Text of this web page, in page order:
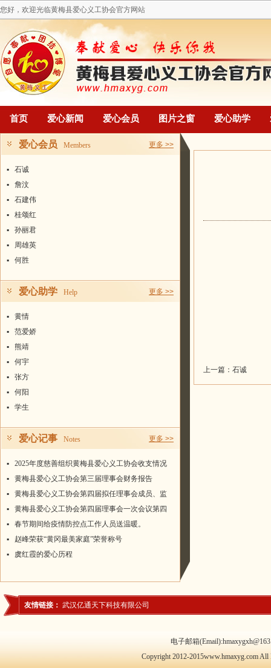
您好，欢迎光临黄梅县爱心义工协会官方网站
首页 爱心新闻 爱心会员 图片之窗 爱心助学
更多 >>
爱心会员 Members
▪
石诚
▪
詹汶
▪
石建伟
▪
桂颂红
▪
孙丽君
▪
周雄英
▪
何胜
更多 >>
爱心助学 Help
▪
黄情
▪
范爱娇
▪
熊靖
▪
何宇
▪
张方
▪
何阳
▪
学生
更多 >>
爱心记事 Notes
▪
2025年度慈善组织黄梅县爱心义工协会收支情况
统计表
▪
黄梅县爱心义工协会第三届理事会财务报告
▪
黄梅县爱心义工协会第四届拟任理事会成员、监
事名单
▪
黄梅县爱心义工协会第四届理事会一次会议第四
届会长、常务副会长、副会长、秘书长名单
▪
春节期间给疫情防控点工作人员送温暖。
▪
赵峰荣获“黄冈最美家庭”荣誉称号
▪
虞红霞的爱心历程
上一篇： 石诚
友情链接： 武汉亿通天下科技有限公司
电子邮箱
Copyright 2012-2015www.hmaxyg.com